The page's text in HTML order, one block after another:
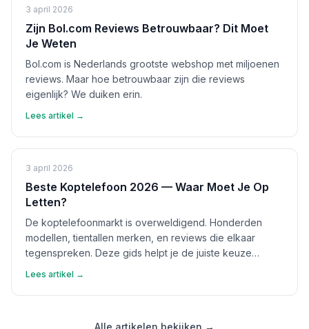
3 april 2026
Zijn Bol.com Reviews Betrouwbaar? Dit Moet
Je Weten
Bol.com is Nederlands grootste webshop met miljoenen
reviews. Maar hoe betrouwbaar zijn die reviews
eigenlijk? We duiken erin.
Lees artikel →
3 april 2026
Beste Koptelefoon 2026 — Waar Moet Je Op
Letten?
De koptelefoonmarkt is overweldigend. Honderden
modellen, tientallen merken, en reviews die elkaar
tegenspreken. Deze gids helpt je de juiste keuze
Lees artikel →
Alle artikelen bekijken →